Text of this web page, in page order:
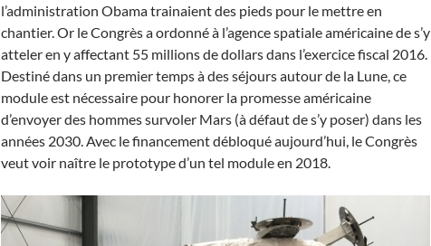
l’administration Obama trainaient des pieds pour le mettre en
chantier. Or le Congrès a ordonné à l’agence spatiale américaine de s’y
atteler en y affectant 55 millions de dollars dans l’exercice fiscal 2016.
Destiné dans un premier temps à des séjours autour de la Lune, ce
module est nécessaire pour honorer la promesse américaine
d’envoyer des hommes survoler Mars (à défaut de s’y poser) dans les
années 2030. Avec le financement débloqué aujourd’hui, le Congrès
veut voir naître le prototype d’un tel module en 2018.